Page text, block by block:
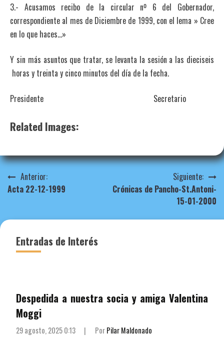
3.- Acusamos recibo de la circular nº 6 del Gobernador,
correspondiente al mes de Diciembre de 1999, con el lema » Cree
en lo que haces…»
Y sin más asuntos que tratar, se levanta la sesión a las dieciseis
horas y treinta y cinco minutos del día de la fecha.
Presidente Secretario
Related Images:
Navegación
de
entradas
Anterior:
Acta 22-12-1999
Siguiente:
Crónicas de Pancho-St.Antoni-
15-01-2000
Entradas de Interés
Despedida a nuestra socia y amiga Valentina
Moggi
29 agosto, 2025 0:13 | PorPilar Maldonado